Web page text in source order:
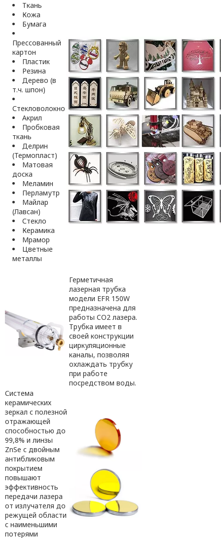
Ткань
Кожа
Бумага
Прессованный
картон
Пластик
Резина
Дерево (в
т.ч. шпон)
Стекловолокно
Акрил
Пробковая
ткань
Делрин
(Термопласт)
Матовая
доска
Меламин
Перламутр
Майлар
(Лавсан)
Стекло
Керамика
Мрамор
Цветные
металлы
Герметичная
лазерная трубка
модели EFR 150W
предназначена для
работы CO2 лазера.
Трубка имеет в
своей конструкции
циркуляционные
каналы, позволяя
охлаждать трубку
при работе
посредством воды.
Система
керамических
зеркал с полезной
отражающей
способностью до
99,8% и линзы
ZnSe с двойным
антибликовым
покрытием
повышают
эффективность
передачи лазера
от излучателя до
режущей области
с наименьшими
потерями